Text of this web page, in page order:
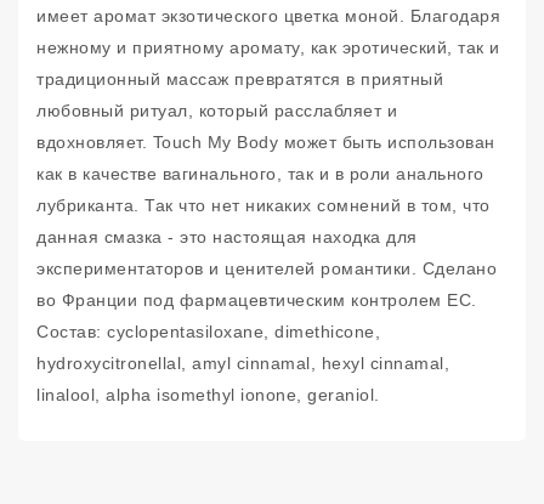
имеет аромат экзотического цветка моной. Благодаря
нежному и приятному аромату, как эротический, так и
традиционный массаж превратятся в приятный
любовный ритуал, который расслабляет и
вдохновляет. Touch My Body может быть использован
как в качестве вагинального, так и в роли анального
лубриканта. Так что нет никаких сомнений в том, что
данная смазка - это настоящая находка для
экспериментаторов и ценителей романтики. Сделано
во Франции под фармацевтическим контролем ЕС.
Состав: cyclopentasiloxane, dimethicone,
hydroxycitronellal, amyl cinnamal, hexyl cinnamal,
linalool, alpha isomethyl ionone, geraniol.